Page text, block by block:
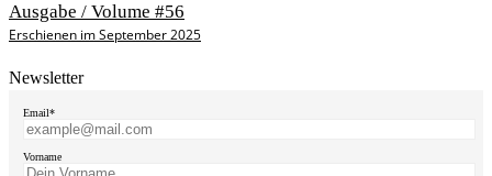
Ausgabe / Volume #56
Erschienen im September 2025
Newsletter
Email*
Vorname